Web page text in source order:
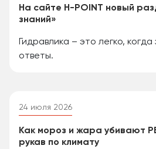
На сайте H-POINT новый
знаний»
Гидравлика – это легко,
ответы.
24 июля 2026
Как мороз и жара убивают
рукав по климату